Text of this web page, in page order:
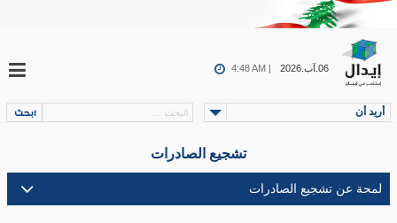
06.آب.2026 4:48 AM |
أريد أن
تشجيع الصادرات